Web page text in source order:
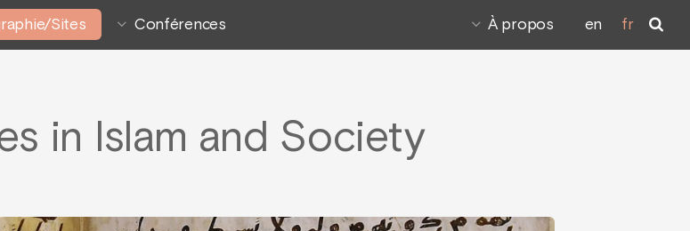
Sites Conférences À propos en fr
in Islam and Society